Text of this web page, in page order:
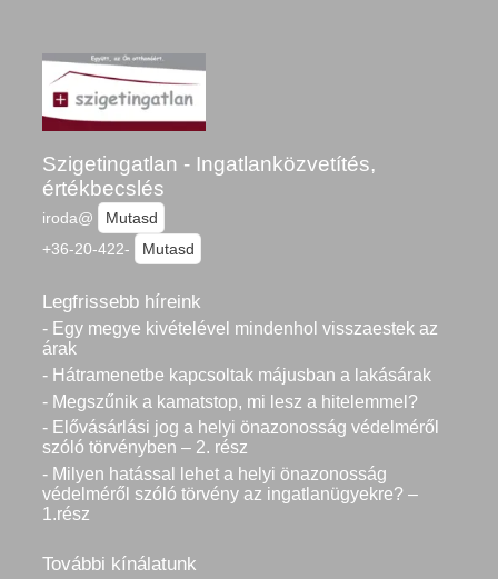
Szigetingatlan - Ingatlanközvetítés,
értékbecslés
iroda@
Mutasd
+36-20-422-
Mutasd
Legfrissebb híreink
- Egy megye kivételével mindenhol visszaestek az
árak
- Hátramenetbe kapcsoltak májusban a lakásárak
- Megszűnik a kamatstop, mi lesz a hitelemmel?
- Elővásárlási jog a helyi önazonosság védelméről
szóló törvényben – 2. rész
- Milyen hatással lehet a helyi önazonosság
védelméről szóló törvény az ingatlanügyekre? –
1.rész
További kínálatunk